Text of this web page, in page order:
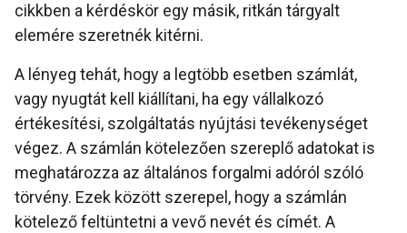
cikkben a kérdéskör egy másik, ritkán tárgyalt
elemére szeretnék kitérni.
A lényeg tehát, hogy a legtöbb esetben számlát,
vagy nyugtát kell kiállítani, ha egy vállalkozó
értékesítési, szolgáltatás nyújtási tevékenységet
végez. A számlán kötelezően szereplő adatokat is
meghatározza az általános forgalmi adóról szóló
törvény. Ezek között szerepel, hogy a számlán
kötelező feltüntetni a vevő nevét és címét. A